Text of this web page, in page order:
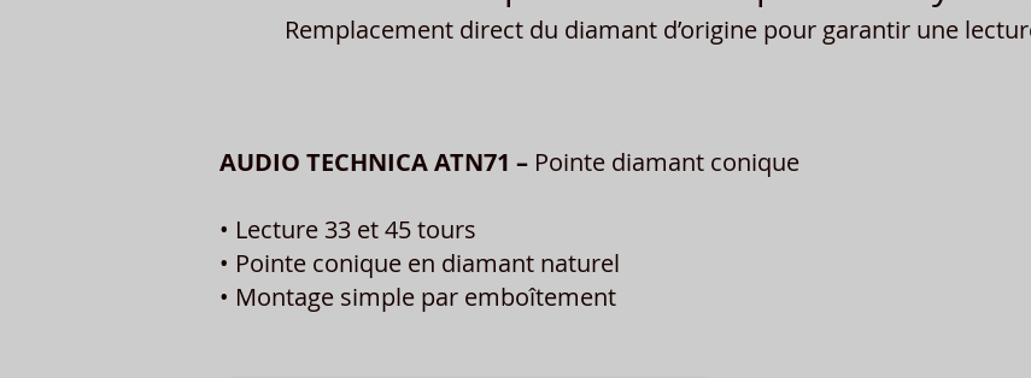
Remplacement direct du diamant d’origine pour garantir une
AUDIO TECHNICA ATN71 – Pointe diamant conique
• Lecture 33 et 45 tours
• Pointe conique en diamant naturel
• Montage simple par emboîtement